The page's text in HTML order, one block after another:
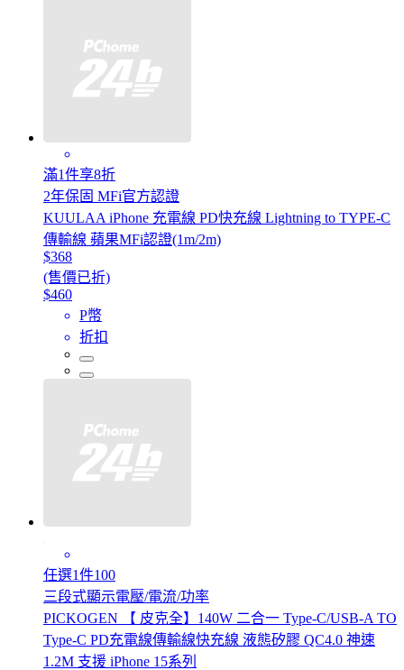
滿1件享8折
2年保固 MFi官方認證
KUULAA iPhone 充電線 PD快充線 Lightning to TYPE-C
傳輸線 蘋果MFi認證(1m/2m)
$368
(售價已折)
$460
P幣
折扣
任選1件100
三段式顯示電壓/電流/功率
PICKOGEN 【 皮克全】140W 二合一 Type-C/USB-A TO
Type-C PD充電線傳輸線快充線 液態矽膠 QC4.0 神速
1.2M 支援 iPhone 15系列